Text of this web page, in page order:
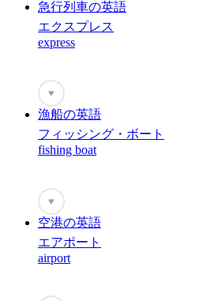
急行列車の英語
エクスプレス
express
♥
漁船の英語
フィッシング・ボート
fishing boat
♥
空港の英語
エアポート
airport